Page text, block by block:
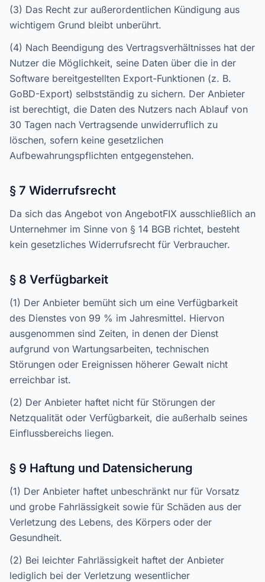
(3) Das Recht zur außerordentlichen Kündigung aus
wichtigem Grund bleibt unberührt.
(4) Nach Beendigung des Vertragsverhältnisses hat der
Nutzer die Möglichkeit, seine Daten über die in der
Software bereitgestellten Export-Funktionen (z. B.
GoBD-Export) selbstständig zu sichern. Der Anbieter
ist berechtigt, die Daten des Nutzers nach Ablauf von
30 Tagen nach Vertragsende unwiderruflich zu
löschen, sofern keine gesetzlichen
Aufbewahrungspflichten entgegenstehen.
§ 7 Widerrufsrecht
Da sich das Angebot von AngebotFIX ausschließlich an
Unternehmer im Sinne von § 14 BGB richtet, besteht
kein gesetzliches Widerrufsrecht für Verbraucher.
§ 8 Verfügbarkeit
(1) Der Anbieter bemüht sich um eine Verfügbarkeit
des Dienstes von 99 % im Jahresmittel. Hiervon
ausgenommen sind Zeiten, in denen der Dienst
aufgrund von Wartungsarbeiten, technischen
Störungen oder Ereignissen höherer Gewalt nicht
erreichbar ist.
(2) Der Anbieter haftet nicht für Störungen der
Netzqualität oder Verfügbarkeit, die außerhalb seines
Einflussbereichs liegen.
§ 9 Haftung und Datensicherung
(1) Der Anbieter haftet unbeschränkt nur für Vorsatz
und grobe Fahrlässigkeit sowie für Schäden aus der
Verletzung des Lebens, des Körpers oder der
Gesundheit.
(2) Bei leichter Fahrlässigkeit haftet der Anbieter
lediglich bei der Verletzung wesentlicher